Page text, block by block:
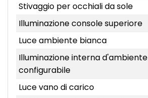
Stivaggio per occhiali da sole
Illuminazione console superiore
Luce ambiente bianca
Illuminazione interna d'ambiente
configurabile
Luce vano di carico